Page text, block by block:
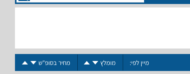
מיין לפי: מומלץ מחיר בסופ"ש